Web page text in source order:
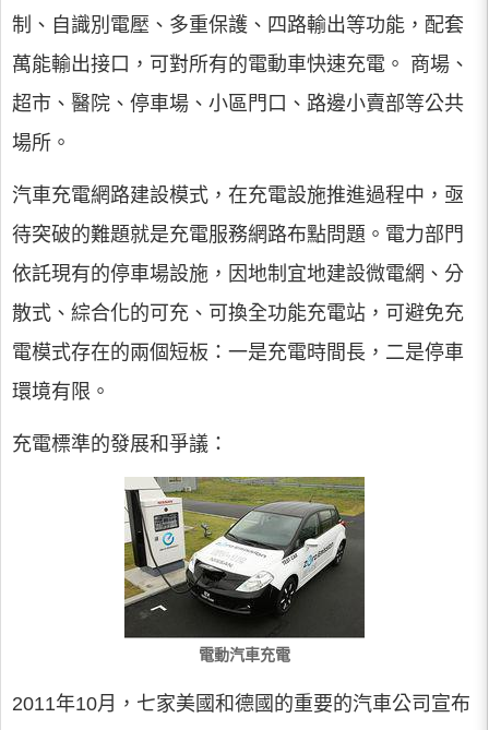
制、自識別電壓、多重保護、四路輸出等功能，配套
萬能輸出接口，可對所有的電動車快速充電。 商場、
超市、醫院、停車場、小區門口、路邊小賣部等公共
場所。
汽車充電網路建設模式，在充電設施推進過程中，亟
待突破的難題就是充電服務網路布點問題。電力部門
依託現有的停車場設施，因地制宜地建設微電網、分
散式、綜合化的可充、可換全功能充電站，可避免充
電模式存在的兩個短板：一是充電時間長，二是停車
環境有限。
充電標準的發展和爭議：
電動汽車充電
2011年10月，七家美國和德國的重要的汽車公司宣布